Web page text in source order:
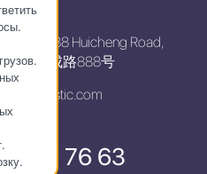
Area, 888 Huicheng Road,
新区汇成路888号
logistic.com
550 76 63